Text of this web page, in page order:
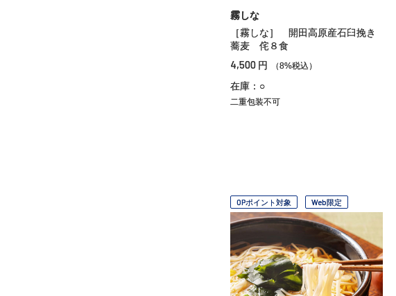
霧しな
［霧しな］ 開田高原産石臼挽き
蕎麦 侘８食
4,500 円 （8%税込）
在庫：○
二重包装不可
OPポイント対象 Web限定